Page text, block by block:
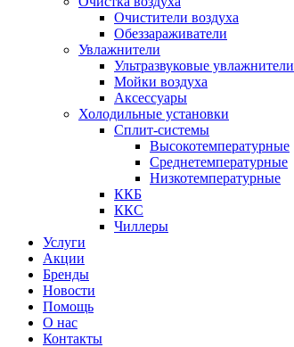
Очистители воздуха
Обеззараживатели
Увлажнители
Ультразвуковые увлажнители
Мойки воздуха
Аксессуары
Холодильные установки
Сплит-системы
Высокотемпературные
Среднетемпературные
Низкотемпературные
ККБ
ККС
Чиллеры
Услуги
Акции
Бренды
Новости
Помощь
О нас
Контакты